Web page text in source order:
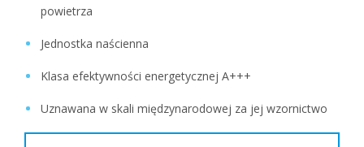
powietrza
Jednostka naścienna
Klasa efektywności energetycznej A+++
Uznawana w skali międzynarodowej za jej wzornictwo